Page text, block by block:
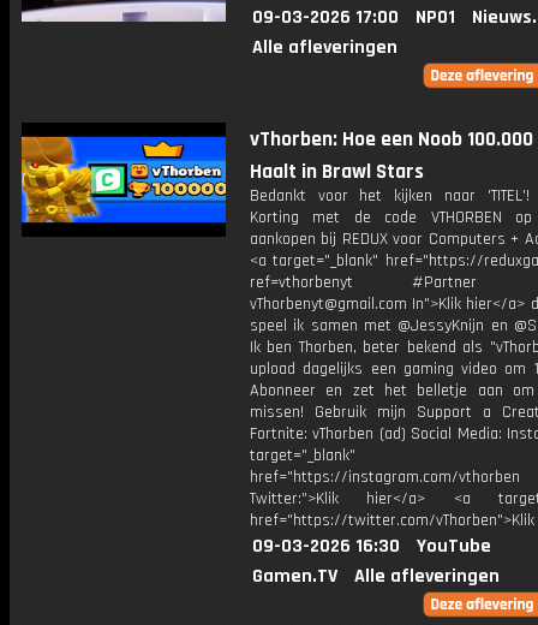
09-03-2026 17:00 NPO1
Alle afleveringen
vThorben: Hoe een Noob
Haalt in Brawl Stars
Bedankt voor het kijken naar
Korting met de code VTHORBEN
aankopen bij REDUX voor Computers +
<a target="_blank" href="https://
ref=vthorbenyt #Partner
vThorbenyt@gmail.com In">Klik hier</a>
speel ik samen met @JessyKnijn en
Ik ben Thorben, beter bekend als
upload dagelijks een gaming video om
Abonneer en zet het belletje aan
missen! Gebruik mijn Support a
Fortnite: vThorben (ad) Social Media:
target="_blank"
href="https://instagram.com/vthorben
Twitter:">Klik hier</a> <a
href="https://twitter.com/
09-03-2026 16:30
YouTube
Gamen.TV
Alle afleveringen